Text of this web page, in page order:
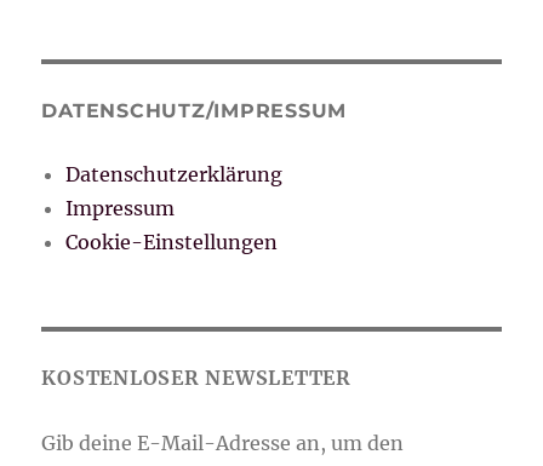
DATENSCHUTZ/IMPRESSUM
Datenschutzerklärung
Impressum
Cookie-Einstellungen